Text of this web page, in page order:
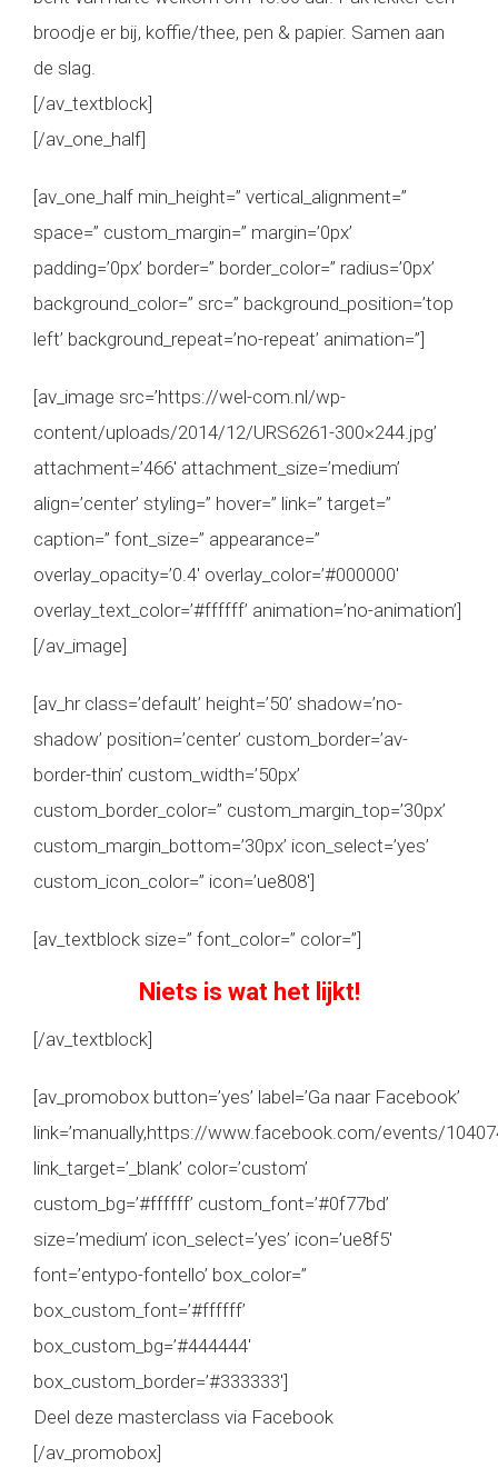
broodje er bij, koffie/thee, pen & papier. Samen aan
de slag.
[/av_textblock]
[/av_one_half]
[av_one_half min_height=” vertical_alignment=”
space=” custom_margin=” margin=’0px’
padding=’0px’ border=” border_color=” radius=’0px’
background_color=” src=” background_position=’top
left’ background_repeat=’no-repeat’ animation=”]
[av_image src=’https://wel-com.nl/wp-
content/uploads/2014/12/URS6261-300×244.jpg’
attachment=’466′ attachment_size=’medium’
align=’center’ styling=” hover=” link=” target=”
caption=” font_size=” appearance=”
overlay_opacity=’0.4′ overlay_color=’#000000′
overlay_text_color=’#ffffff’ animation=’no-animation’]
[/av_image]
[av_hr class=’default’ height=’50’ shadow=’no-
shadow’ position=’center’ custom_border=’av-
border-thin’ custom_width=’50px’
custom_border_color=” custom_margin_top=’30px’
custom_margin_bottom=’30px’ icon_select=’yes’
custom_icon_color=” icon=’ue808′]
[av_textblock size=” font_color=” color=”]
Niets is wat het lijkt!
[/av_textblock]
[av_promobox button=’yes’ label=’Ga naar Facebook’
link=’manually,https://www.facebook.com/events/
link_target=’_blank’ color=’custom’
custom_bg=’#ffffff’ custom_font=’#0f77bd’
size=’medium’ icon_select=’yes’ icon=’ue8f5′
font=’entypo-fontello’ box_color=”
box_custom_font=’#ffffff’
box_custom_bg=’#444444′
box_custom_border=’#333333′]
Deel deze masterclass via Facebook
[/av_promobox]